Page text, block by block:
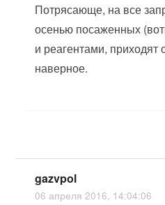
Потрясающе, на все
осенью посаженных
и реагентами,
наверное.
gazvpol
06 апреля 2016, 14:04:06